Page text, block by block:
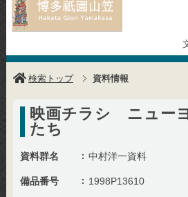
検索トップ 資料情報
映画チラシ ニュー
たち
資料群名 中村洋一資料
備品番号 1998P13610